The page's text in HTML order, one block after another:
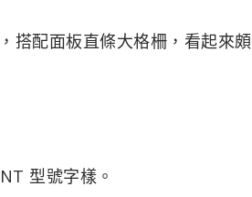
搭配面板直條大格柵，看起來
型號字樣。